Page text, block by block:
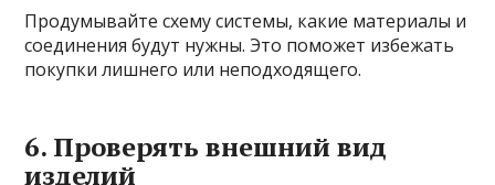
Продумывайте схему системы, какие материалы и
соединения будут нужны. Это поможет избежать
покупки лишнего или неподходящего.
6. Проверять внешний вид
изделий